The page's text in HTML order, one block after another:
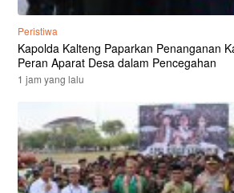
Peristiwa
Kapolda Kalteng Paparkan Penanganan
Peran Aparat Desa dalam Pencegahan
1 jam yang lalu